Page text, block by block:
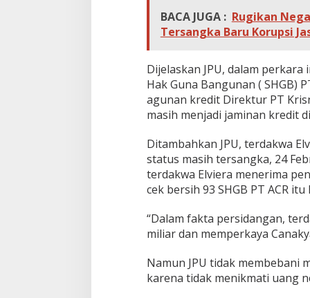
u
n
P
N
M
e
d
n
BACA JUGA : Rugikan
Tersangka Baru Korupsi
Dijelaskan JPU, dalam
Hak Guna Bangunan ( SHGB)
agunan kredit Direktur PT
masih menjadi jaminan kredit
Ditambahkan JPU, terdakwa
status masih tersangka, 24
terdakwa Elviera menerima
cek bersih 93 SHGB PT ACR
“Dalam fakta persidangan,
miliar dan memperkaya
Namun JPU tidak membebani
karena tidak menikmati uang